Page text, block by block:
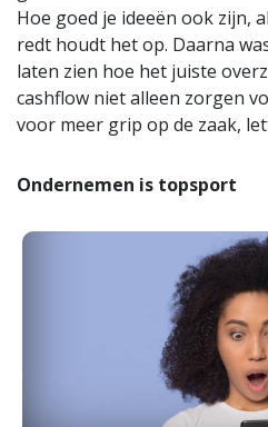
Hoe goed je ideeën ook zijn,
redt houdt het op. Daarna
laten zien hoe het juiste
cashflow niet alleen zorgen
voor meer grip op de zaak,
Ondernemen is topsport